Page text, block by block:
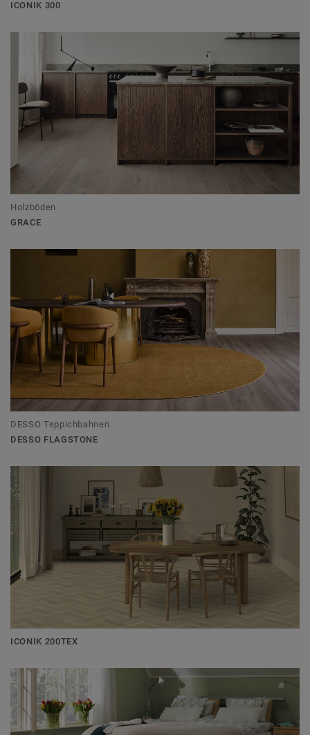
ICONIK 300
Holzböden
GRACE
DESSO Teppichbahnen
DESSO FLAGSTONE
ICONIK 200TEX